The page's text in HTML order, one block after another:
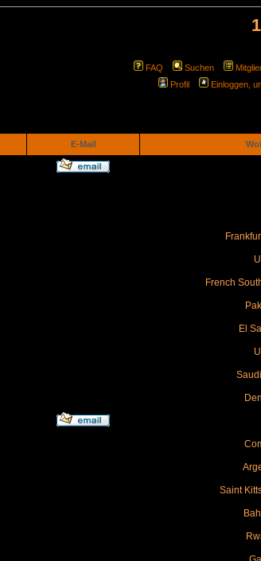
FAQ Suchen
Profil
Einloggen,
E-Mail
French
El
Saint